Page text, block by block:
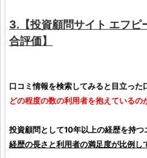
3.【投資顧問サイト エフピ
合評価】
口コミ情報を検索してみると目立った
どの程度の数の利用者を抱えているの
投資顧問として10年以上の経歴を持つ
経歴の長さと利用者の満足度が比例し